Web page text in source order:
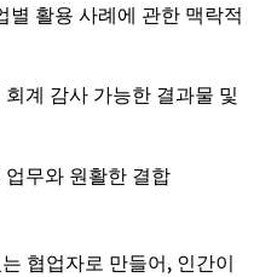
별 활용 사례에 관한 맥락적
계 감사 가능한 결과물 및
무와 원활한 결합
협업자로 만들어, 인간이